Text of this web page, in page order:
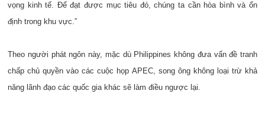
vọng kinh tế. Để đạt được mục tiêu đó, chúng ta cần hòa bình và ổn
định trong khu vực.”
Theo người phát ngôn này, mặc dù Philippines không đưa vấn đề tranh
chấp chủ quyền vào các cuộc họp APEC, song ông không loại trừ khả
năng lãnh đạo các quốc gia khác sẽ làm điều ngược lại.